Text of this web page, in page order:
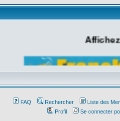
FAQ Rechercher
Liste des
Profil
Se connecter